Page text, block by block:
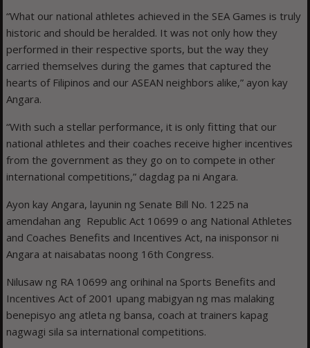
“What our national athletes achieved in the SEA Games is truly
historic and should be heralded. It was not only how they
performed in their respective sports, but the way they
carried themselves during the games that captured the
hearts of Filipinos and our ASEAN neighbors alike,” ayon kay
Angara.
“With such a stellar performance, it is only fitting that our
national athletes and their coaches receive higher incentives
from the government as they go on to compete in other
international competitions,” dagdag pa ni Angara.
Ayon kay Angara, layunin ng Senate Bill No. 1225 na
amendahan ang Republic Act 10699 o ang National Athletes
and Coaches Benefits and Incentives Act, na inisponsor ni
Angara at naisabatas noong 16th Congress.
Nilusaw ng RA 10699 ang orihinal na Sports Benefits and
Incentives Act of 2001 upang mabigyan ng mas malaking
benepisyo ang atleta ng bansa, coach at trainers kapag
nagwagi sila sa international competitions.